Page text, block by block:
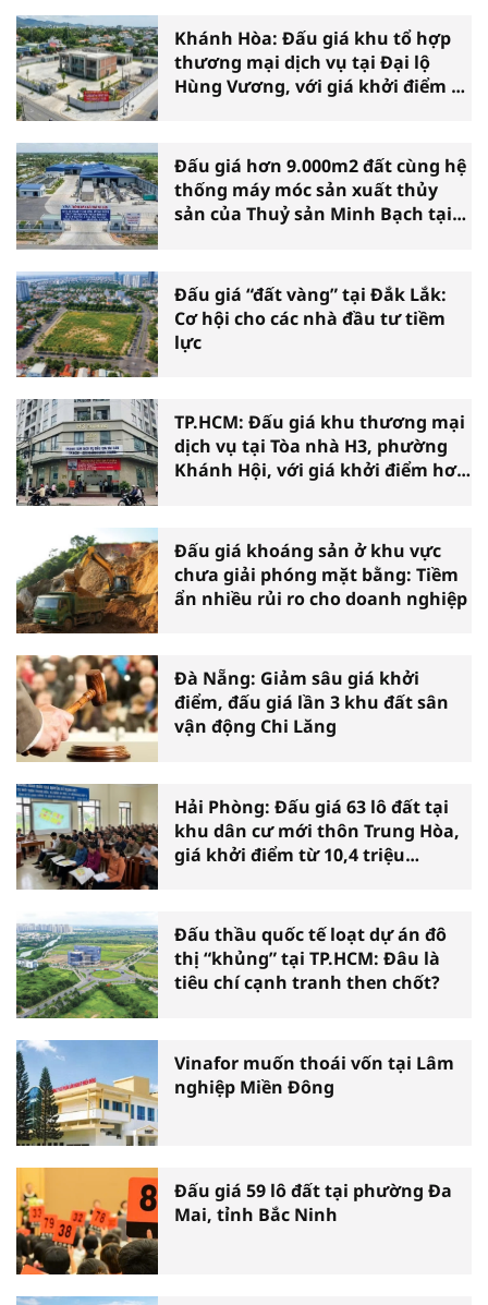
Khánh Hòa: Đấu giá khu tổ hợp
thương mại dịch vụ tại Đại lộ
Hùng Vương, với giá khởi điểm 39
Đấu giá hơn 9.000m2 đất cùng hệ
thống máy móc sản xuất thủy
sản của Thuỷ sản Minh Bạch tại
Đấu giá “đất vàng” tại Đắk Lắk:
Cơ hội cho các nhà đầu tư tiềm
lực
TP.HCM: Đấu giá khu thương mại
dịch vụ tại Tòa nhà H3, phường
Khánh Hội, với giá khởi điểm hơn
Đấu giá khoáng sản ở khu vực
chưa giải phóng mặt bằng: Tiềm
ẩn nhiều rủi ro cho doanh nghiệp
Đà Nẵng: Giảm sâu giá khởi
điểm, đấu giá lần 3 khu đất sân
vận động Chi Lăng
Hải Phòng: Đấu giá 63 lô đất tại
khu dân cư mới thôn Trung Hòa,
giá khởi điểm từ 10,4 triệu
Đấu thầu quốc tế loạt dự án đô
thị “khủng” tại TP.HCM: Đâu là
tiêu chí cạnh tranh then chốt?
Vinafor muốn thoái vốn tại Lâm
nghiệp Miền Đông
Đấu giá 59 lô đất tại phường Đa
Mai, tỉnh Bắc Ninh